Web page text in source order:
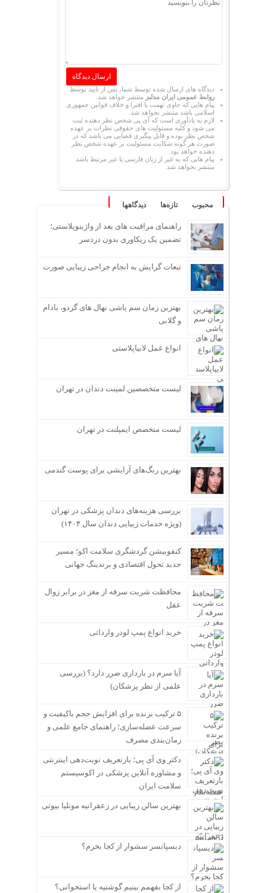
دیدگاه های ارسال شده توسط شما، پس از تایید توسط
روابط عمومی ایران مدلبز منتشر خواهد شد.
پیام هایی که حاوی تهمت یا افترا و خلاف قوانین جمهوری
اسلامی باشد منتشر نخواهد شد.
لازم به یادآوری است که آی پی شخص نظر دهنده ثبت
می شود و کلیه مسئولیت های حقوقی نظرات بر عهده
شخص نظر بوده و قابل پیگیری قضایی می باشد که در
صورت هر گونه شکایت مسئولیت بر عهده شخص نظر
دهنده خواهد بود.
پیام هایی که به غیر از زبان فارسی یا غیر مرتبط باشد
منتشر نخواهد شد.
محبوب تازه‌ها دیدگاهها
راهنمای مراقبت های بعد از واژینوپلاستی؛
تضمین یک ریکاوری بدون دردسر
تبعات گرایش به انجام جراحی زیبایی صورت
بهترین زمان سم پاشی نهال های گردو، بادام
و گلابی
انواع عمل لابیاپلاستی
لیست متخصصین لمینت دندان در تهران
لیست متخصص ایمپلنت در تهران
بهترین رنگ‌های آرایشی برای پوست گندمی
بررسی هزینه‌های دندان پزشکی در تهران
(ویژه خدمات زیبایی دندان سال ۱۴۰۴)
کنفوبیشن گردشگری سلامت اکو؛ مسیر
جدید تحول اقتصادی و برندینگ جهانی
محافظت شربت سرفه از مغز در برابر زوال
عقل
خرید انواع پمپ لودر وارداتی
آیا سرم در بارداری ضرر دارد؟ (بررسی
علمی از نظر پزشکان)
۵ ترکیب برنده برای افزایش حجم باکیفیت و
سرعت عضله‌سازی؛ راهنمای جامع علمی و
زمان‌بندی مصرف
دکتر وی آی پی؛ بازتعریف نوبت‌دهی اینترنتی
و مشاوره آنلاین پزشکی در اکوسیستم
سلامت ایران
بهترین سالن زیبایی در زعفرانیه مونلیا بیوتی
دیسپانسر سشوار از کجا بخرم؟
از کجا بفهمم بینیم گوشتیه یا استخوانی؟